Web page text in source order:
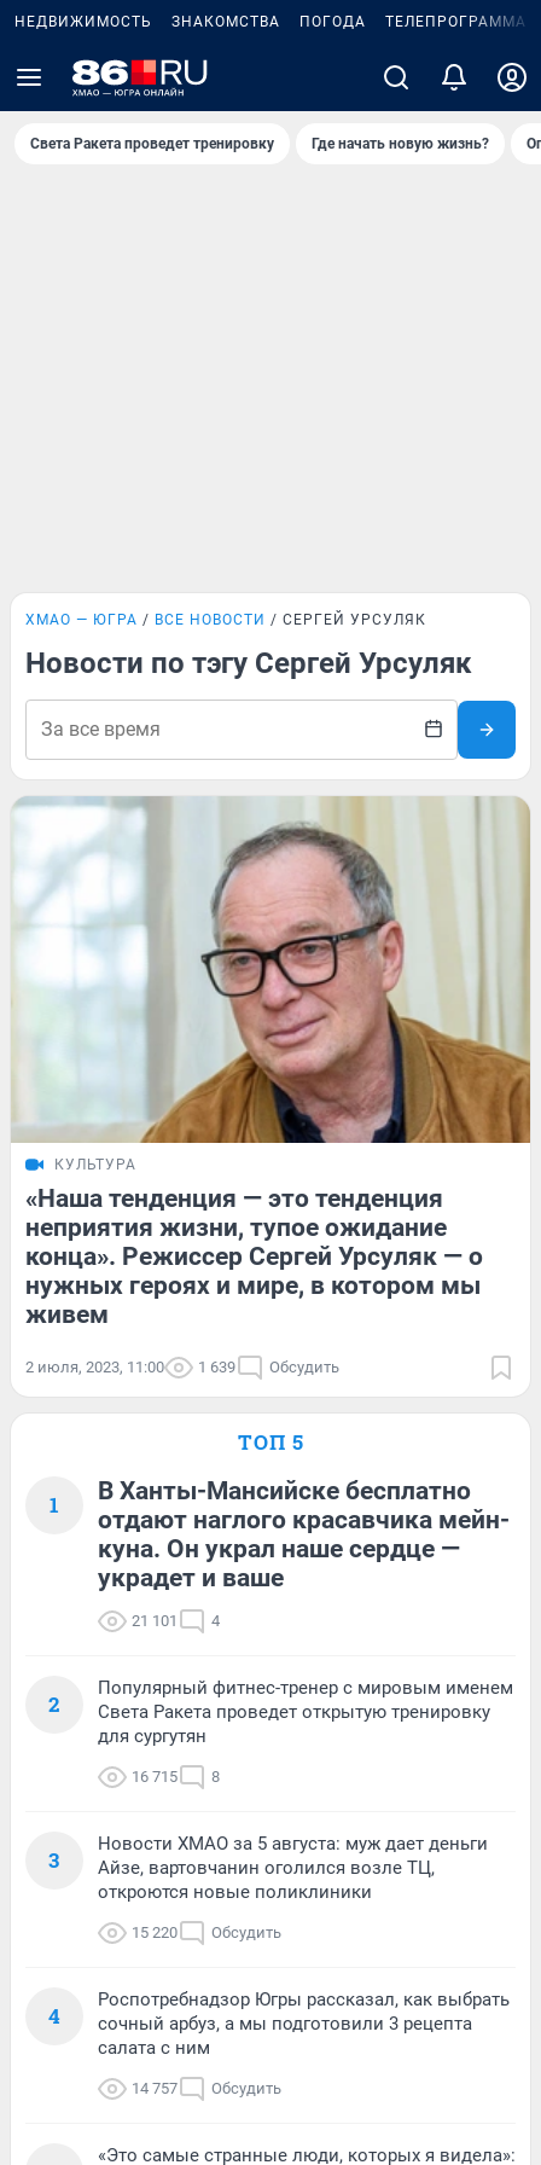
НЕДВИЖИМОСТЬ ЗНАКОМСТВА ПОГОДА ТЕЛЕПРОГРАММА
Света Ракета проведет тренировку Где начать новую жизнь?
ХМАО — ЮГРА ВСЕ НОВОСТИ СЕРГЕЙ УРСУЛЯК
Новости по тэгу Сергей Урсуляк
КУЛЬТУРА
«Наша тенденция — это тенденция
неприятия жизни, тупое ожидание
конца». Режиссер Сергей Урсуляк — о
нужных героях и мире, в котором мы
живем
2 июля, 2023, 11:00 1 639 Обсудить
ТОП 5
1
В Ханты-Мансийске бесплатно
отдают наглого красавчика мейн-
куна. Он украл наше сердце —
украдет и ваше
21 101 4
2
Популярный фитнес-тренер с мировым именем
Света Ракета проведет открытую тренировку
для сургутян
16 715 8
3
Новости ХМАО за 5 августа: муж дает деньги
Айзе, вартовчанин оголился возле ТЦ,
откроются новые поликлиники
15 220 Обсудить
4
Роспотребнадзор Югры рассказал, как выбрать
сочный арбуз, а мы подготовили 3 рецепта
салата с ним
14 757 Обсудить
«Это самые странные люди, которых я видела»: